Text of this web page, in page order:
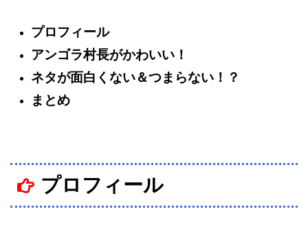
プロフィール
アンゴラ村長がかわいい！
ネタが面白くない＆つまらない！？
まとめ
プロフィール